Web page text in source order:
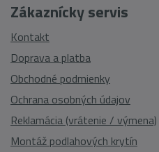
Zákaznícky servis
Kontakt
Doprava a platba
Obchodné podmienky
Ochrana osobných údajov
Reklamácia (vrátenie / výmena)
Montáž podlahových krytín